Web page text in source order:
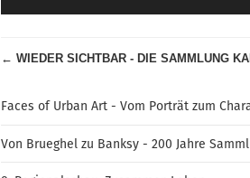
← WIEDER SICHTBAR - DIE SAMMLUNG
Faces of Urban Art - Vom Porträt zum
Von Brueghel zu Banksy - 200 Jahre